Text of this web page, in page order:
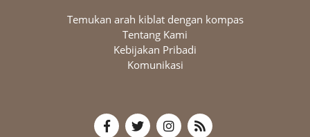
Temukan arah kiblat dengan kompas
Tentang Kami
Kebijakan Pribadi
Komunikasi